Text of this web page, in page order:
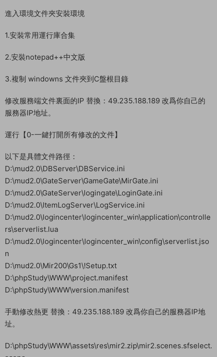
戰神引擎傳奇手遊 《瑪法大陸-驚蟄複古1.76-白豬3》 WIN 搭建
教程
測試系統：windows server 2019
測試IP：192.168.2.166 （外網架設和局網架設方法一樣）
首先進入我們官網：MiR6.com 搜索《瑪法大陸-驚蟄複古1.76-
白豬3》下載好服務端，我這裏已事先下載好了
解壓服務端到D盤根目錄：
D:\
進入環境文件夾安裝環境
1.安裝常用運行庫合集
2.安裝notepad++中文版
3.複制 windowns 文件夾到C盤根目錄
服務器IP地址。
運行【0-一鍵打開所有修改的文件】
以下是具體文件路徑：
D:\mud2.0\DBServer\DBService.ini
D:\mud2.0\GateServer\logingate\LoginGate.ini